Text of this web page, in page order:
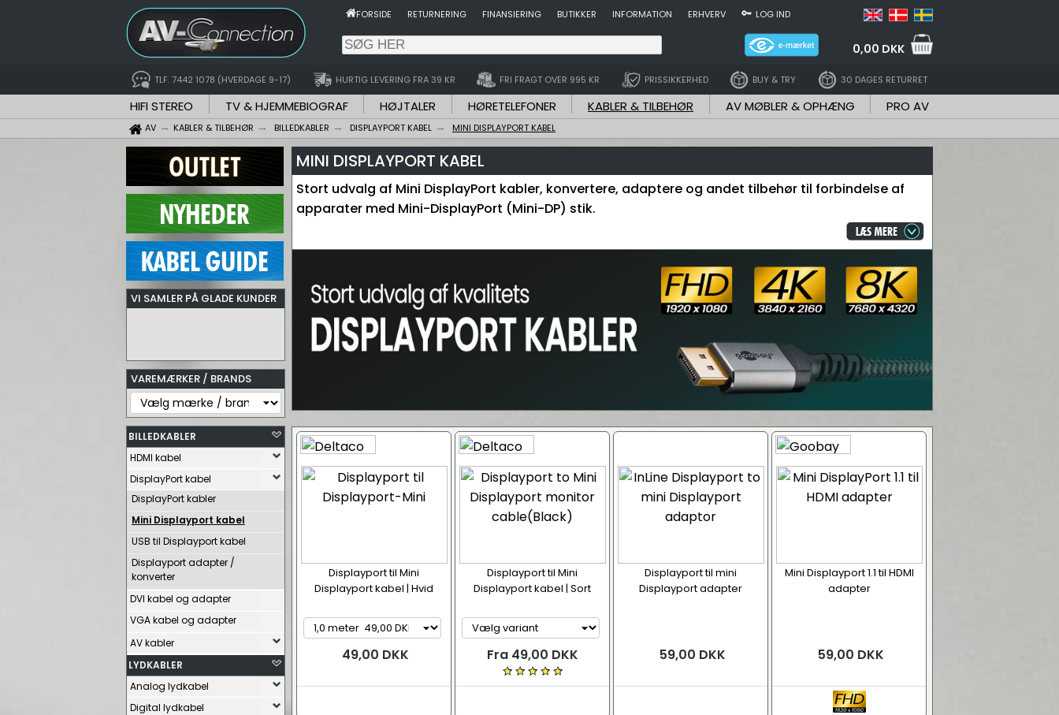
FORSIDE RETURNERING FINANSIERING BUTIKKER INFORMATION ERHVERV LOG IND
0,00 DKK
TLF. 7442 1078 (HVERDAGE 9-17) HURTIG LEVERING FRA 39 KR FRI FRAGT OVER 995 KR PRISSIKKERHED BUY & TRY 30 DAGES RETURRET
HIFI STEREO TV & HJEMMEBIOGRAF HØJTALER HØRETELEFONER KABLER & TILBEHØR AV MØBLER & OPHÆNG PRO AV
AV KABLER & TILBEHØR BILLEDKABLER DISPLAYPORT KABEL MINI DISPLAYPORT KABEL
VI SAMLER PÅ GLADE KUNDER
VAREMÆRKER / BRANDS
BILLEDKABLER
HDMI kabel
DisplayPort kabel
DisplayPort kabler
Mini Displayport kabel
USB til Displayport kabel
Displayport adapter /
konverter
DVI kabel og adapter
VGA kabel og adapter
AV kabler
LYDKABLER
Analog lydkabel
Digital lydkabel
MINI DISPLAYPORT KABEL
Stort udvalg af Mini DisplayPort kabler, konvertere, adaptere og andet tilbehør til forbindelse af
apparater med Mini-DisplayPort (Mini-DP) stik.
Displayport til Mini
Displayport kabel | Hvid
49,00 DKK
Displayport til Mini
Displayport kabel | Sort
Fra 49,00 DKK
Displayport til mini
Displayport adapter
59,00 DKK
Mini Displayport 1.1 til HDMI
adapter
59,00 DKK